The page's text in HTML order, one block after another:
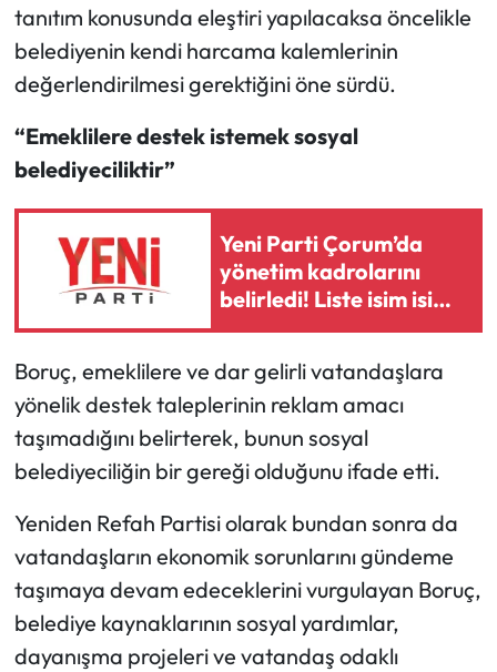
tanıtım konusunda eleştiri yapılacaksa öncelikle
belediyenin kendi harcama kalemlerinin
değerlendirilmesi gerektiğini öne sürdü.
“Emeklilere destek istemek sosyal
belediyeciliktir”
Yeni Parti Çorum’da
yönetim kadrolarını
belirledi! Liste isim isim
açıklandı
Boruç, emeklilere ve dar gelirli vatandaşlara
yönelik destek taleplerinin reklam amacı
taşımadığını belirterek, bunun sosyal
belediyeciliğin bir gereği olduğunu ifade etti.
Yeniden Refah Partisi olarak bundan sonra da
vatandaşların ekonomik sorunlarını gündeme
taşımaya devam edeceklerini vurgulayan Boruç,
belediye kaynaklarının sosyal yardımlar,
dayanışma projeleri ve vatandaş odaklı
Yaşam
Yayla Haber
Yemek Tarifleri